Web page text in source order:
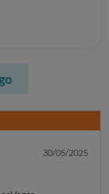
30/05/2025